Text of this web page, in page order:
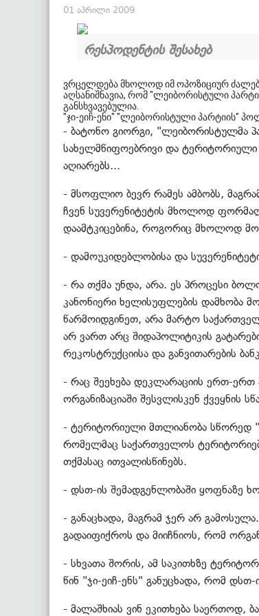
01 აპრილი 2009
რესპოდენტის შესახებ
ვრცელდება მხოლოდ იმ ოპოზიციურ
აღსანიშნავია, რომ "ლეიბორისტული
განსხვავებულია.
"ჯი-ეიჩ-ენი" "ლეიბორისტული პარტიის"
- ბატონო გიორგი, "ლეიბორისტულმა
სახელმწიფოებრივი და ტერიტორიული
აღიარებს...
- მსოფლიო ბევრ რამეს ამბობს,
ჩვენ სუვერენიტეტის მხოლოდ
დაამტკიცებინა, როგორიც მხოლოდ
- დამოუკიდებლობისა და
- რა თქმა უნდა, არა. ეს პროცესი
კანონიერი ხელისუფლების დამხობა
წარმოიდგინეთ, არა მარტო
არ ვართ არც შიდაპოლიტიკის
რეკოსტრუქციისა და განვითარების
- რაც შეეხება დეკლარაციის ერთ-ერთ
ორგანიზაციაში შესვლისკენ ქვეყნის
- ტერიტორიული მთლიანობა სწორედ
რომელმაც საქართველოს
თქმასაც ითვალისწინებს.
- დსთ-ის შემადგენლობაში ყოფნაზე
- განაცხადა, მაგრამ ჯერ არ
გადაიფიქროს და მიიჩნიოს, რომ
- სხვათა შორის, ამ საკითხზე
წინ "ჯი-ეიჩ-ენს" განუცხადა, რომ
- მალაშხიას ვინ ეკითხება საერთოდ,